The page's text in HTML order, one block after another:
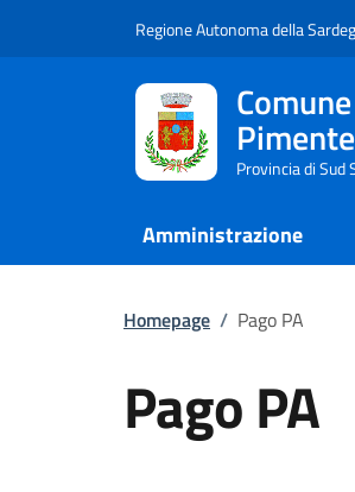
Regione Autonoma della
Provincia di Sud
Amministrazione
Homepage / Pago PA
Pago PA